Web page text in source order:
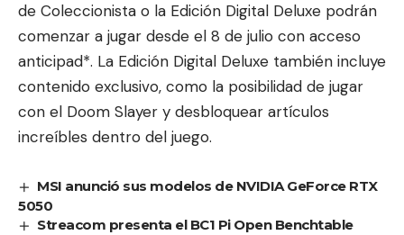
de Coleccionista o la Edición Digital Deluxe podrán
comenzar a jugar desde el 8 de julio con acceso
anticipad*. La Edición Digital Deluxe también incluye
contenido exclusivo, como la posibilidad de jugar
con el Doom Slayer y desbloquear artículos
increíbles dentro del juego.
MSI anunció sus modelos de NVIDIA GeForce RTX
5050
Streacom presenta el BC1 Pi Open Benchtable